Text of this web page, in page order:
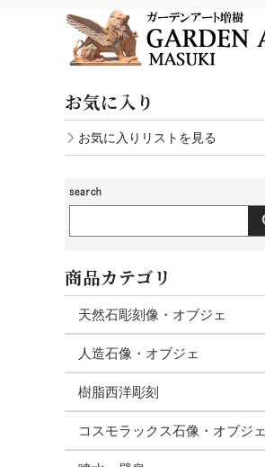
お気に入り
お気に入りリストを見る
商品カテゴリ
天然石彫刻像・オブジェ
人造石像・オブジェ
樹脂西洋彫刻
コスモラックス石像・オブジェ